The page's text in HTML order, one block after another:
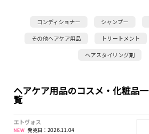
コンディショナー シャンプー
その他ヘアケア用品 トリートメント
ヘアスタイリング剤
ヘアケア用品のコスメ・化粧品一
覧
エトヴォス
発売日：2026.11.04